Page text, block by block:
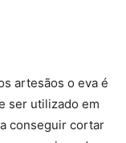
artesãos o eva é
ser utilizado em
conseguir cortar